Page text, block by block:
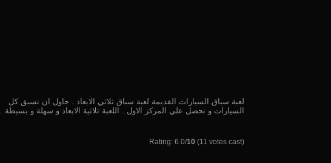
لعبة سباق السيارات القديمة لعبة سباق ثلاثي الابعاد . حاول ان تسبق كل
السيارات و تحصل علي المركز الاول . اللعبة ثلاثية الابعاد و سهلة و بسيطة .
Rating: 6.0/10 (11 votes cast)